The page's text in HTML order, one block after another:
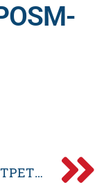
ПОСМОТРЕТЬ СЛЕДУЮЩИЙ POSM-ДИЗАЙН